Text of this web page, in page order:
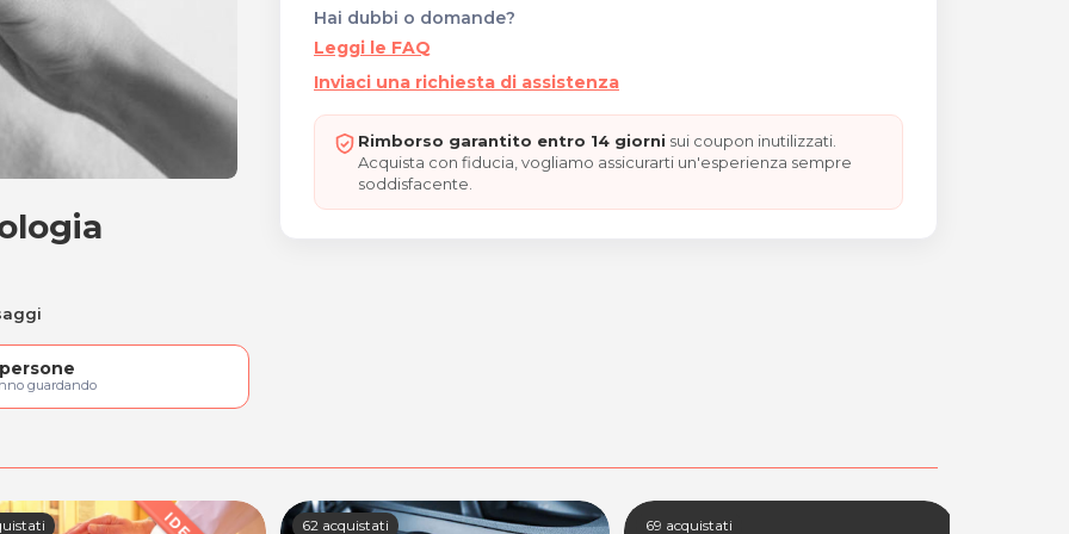
plantare
persone
guardando
Hai dubbi o domande?
Leggi le FAQ
Inviaci una richiesta di assistenza
Rimborso garantito entro 14 giorni sui coupon inutilizzati.
Acquista con fiducia, vogliamo assicurarti un'esperienza sempre
soddisfacente.
62 acquistati 69 acquistati